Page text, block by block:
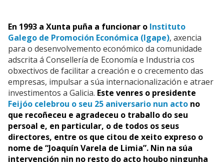
En 1993 a Xunta puña a funcionar o Instituto
Galego de Promoción Económica (Igape), axencia
para o desenvolvemento económico da comunidade
adscrita á Consellería de Economía e Industria cos
obxectivos de facilitar a creación e o crecemento das
empresas, impulsar a súa internacionalización e atraer
investimentos a Galicia. Este venres o presidente
Feijóo celebrou o seu 25 aniversario nun acto no
que recoñeceu e agradeceu o traballo do seu
persoal e, en particular, o de todos os seus
directores, entre os que citou de xeito expreso o
nome de “Joaquín Varela de Limia”. Nin na súa
intervención nin no resto do acto houbo ningunha